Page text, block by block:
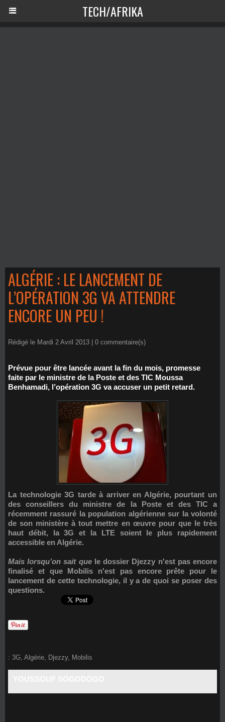
TECH/AFRIKA
ALGÉRIE : LE LANCEMENT DE
L’OPÉRATION 3G VA ATTENDRE
ENCORE UN PEU !
Rédigé le Mardi 2 Avril 2013 | 0 commentaire(s)
Prévue pour être lancée avant la fin du mois, promesse
faite par le ministre de la Poste et des TIC Moussa
Benhamadi, l’opération 3G va accuser un petit retard.
La technologie 3G tarde à arriver en Algérie, pourtant un
des conseillers du ministre de la Poste et des TIC a
récemment rassuré la population algérienne sur la volonté
de son ministère à tout mettre en œuvre pour que le très
haut débit, la 3G et la LTE soient le plus rapidement
accessible en Algérie.
Mais lorsqu’on sait que le dossier Djezzy n'est pas encore
finalisé et que Mobilis n'est pas encore prête pour le
lancement de cette technologie, il y a de quoi se poser des
questions.
: 3G, Algérie, Djezzy, Mobilis